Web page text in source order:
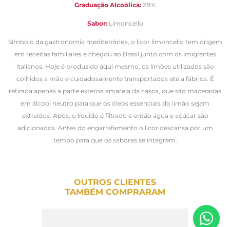
Graduação Alcoólica: 28%
Sabor:Limoncello
Símbolo da gastronomia mediterrânea, o licor limoncello tem origem
em receitas familiares e chegou ao Brasil junto com os imigrantes
italianos. Hoje é produzido aqui mesmo, os limões utilizados são
colhidos a mão e cuidadosamente transportados até a fábrica. É
retirada apenas a parte externa amarela da casca, que são maceradas
em álcool neutro para que os óleos essenciais do limão sejam
extraídos. Após, o líquido é filtrado e então água e açúcar são
adicionados. Antes do engarrafamento o licor descansa por um
tempo para que os sabores se integrem.
OUTROS CLIENTES
TAMBÉM COMPRARAM